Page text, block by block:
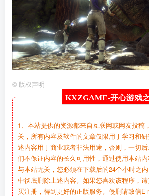
© 版权声明
KXZGAME-开心游戏
1、本站提供的资源都来自互联网或网友投稿
关，所有内容及软件的文章仅限用于学习和
述内容用于商业或者非法用途，否则，一切
们不保证内容的长久可用性，通过使用本站
与本站无关，您必须在下载后的24个小时之
中彻底删除上述内容。如果您喜欢该程序，
买注册，得到更好的正版服务。侵删请致信E-